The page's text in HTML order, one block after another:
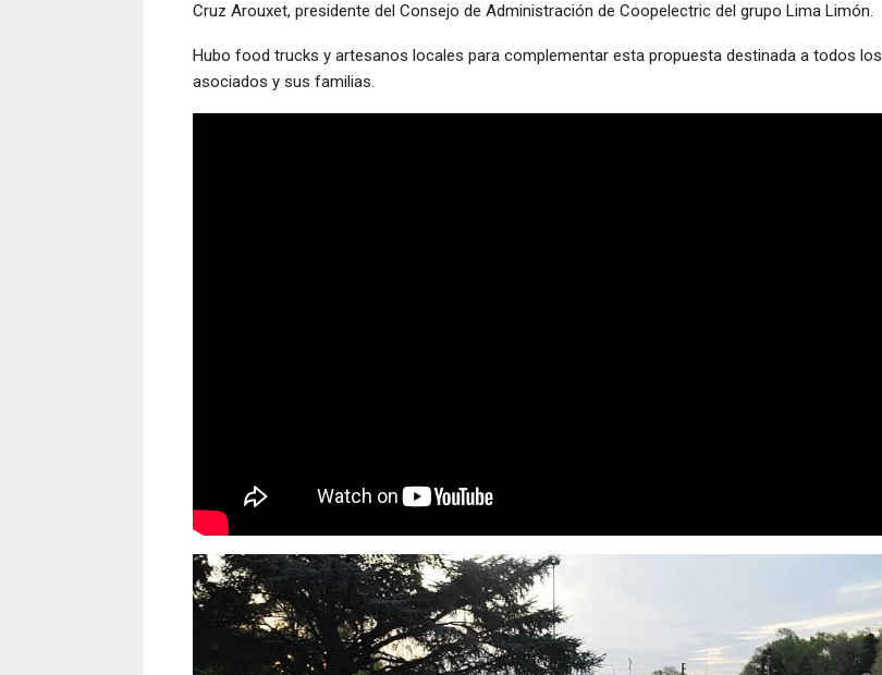
Cruz Arouxet, presidente del Consejo de Administración de Coopelectric del grupo Lima Limón.
Hubo food trucks y artesanos locales para complementar esta propuesta destinada a todos los
asociados y sus familias.